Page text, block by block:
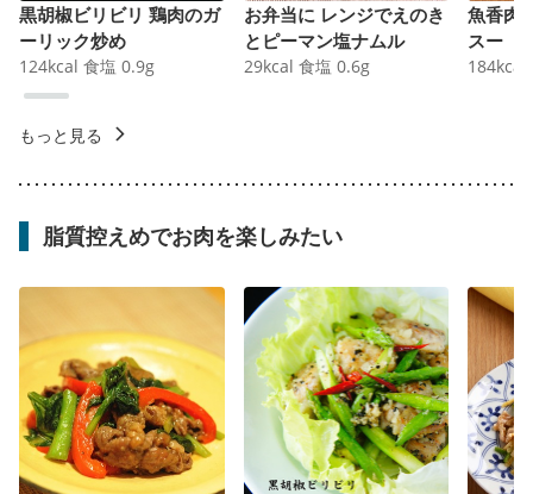
黒胡椒ビリビリ 鶏肉のガ
ーリック炒め
124kcal 食塩 0.9g
お弁当に レンジでえのき
とピーマン塩ナムル
29kcal 食塩 0.6g
魚香肉
スー
184kcal
もっと見る
脂質控えめでお肉を楽しみたい